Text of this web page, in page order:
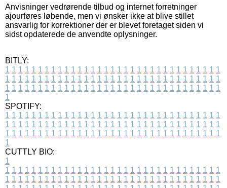
Anvisninger vedrørende tilbud og internet forretninger
ajourføres løbende, men vi ønsker ikke at blive stillet
ansvarlig for korrektioner der er blevet foretaget siden vi
sidst opdaterede de anvendte oplysninger.
BITLY:
1 1 1 1 1 1 1 1 1 1 1 1 1 1 1 1 1 1 1 1 1 1 1 1 1 1 1 1 1 1 1 1 1
1 1 1 1 1 1 1 1 1 1 1 1 1 1 1 1 1 1 1 1 1 1 1 1 1 1 1 1 1 1 1 1 1
1 1 1 1 1 1 1 1 1 1 1 1 1 1 1 1 1 1 1 1 1 1 1 1 1 1 1 1 1 1 1 1 1
1
SPOTIFY:
1 1 1 1 1 1 1 1 1 1 1 1 1 1 1 1 1 1 1 1 1 1 1 1 1 1 1 1 1 1 1 1 1
1 1 1 1 1 1 1 1 1 1 1 1 1 1 1 1 1 1 1 1 1 1 1 1 1 1 1 1 1 1 1 1 1
1 1 1 1 1 1 1 1 1 1 1 1 1 1 1 1 1 1 1 1 1 1 1 1 1 1 1 1 1 1 1 1 1
1
CUTTLY BIO:
1
1 1 1 1 1 1 1 1 1 1 1 1 1 1 1 1 1 1 1 1 1 1 1 1 1 1 1 1 1 1 1 1 1
1 1 1 1 1 1 1 1 1 1 1 1 1 1 1 1 1 1 1 1 1 1 1 1 1 1 1 1 1 1 1 1 1